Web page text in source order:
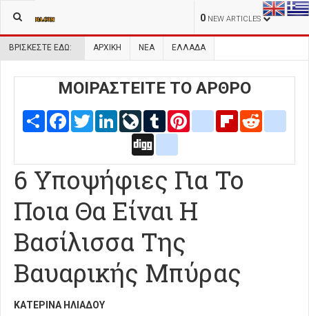
0 NEW ARTICLES
ΒΡΊΣΚΕΣΤΕ ΕΔΏ: ΑΡΧΙΚΉ ΝΕΑ ΕΛΛΑΔΑ
ΜΟΙΡΑΣΤΕΙΤΕ ΤΟ ΑΡΘΡΟ
Share FacebookTwitterLinkedInLiveJournal
Tumblr Pinterestblogger_post
Flipboard
6 Υποψήφιες Για Το
Ποια Θα Είναι Η
Βασίλισσα Της
Βαυαρικής Μπύρας
ΚΑΤΕΡΊΝΑ ΗΛΙΆΔΟΥ